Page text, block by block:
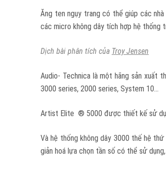
Ăng ten ngụy trang có thể giúp các
các micro không dây tích hợp hệ thống
Dịch bài phân tích của Troy Jensen
Audio- Technica là một hãng sản
3000 series, 2000 series, System 10…
Artist Elite ® 5000 được thiết kế sử
Và hệ thống không dây 3000 thế hệ
giản hoá lựa chọn tần số có thể sử